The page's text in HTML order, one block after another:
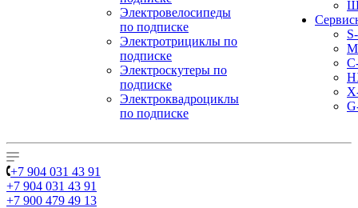
Электровелосипеды
по подписке
Электротрициклы по
подписке
Электроскутеры по
подписке
Электроквадроциклы
по подписке
+7 904 031 43 91
+7 904 031 43 91
+7 900 479 49 13